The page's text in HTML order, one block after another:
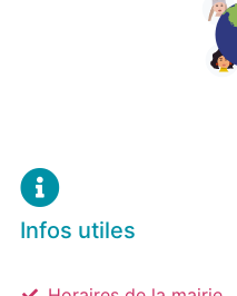
Infos utiles